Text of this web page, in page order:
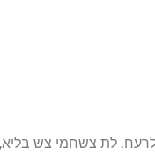
לת צשחמי צש בליא,